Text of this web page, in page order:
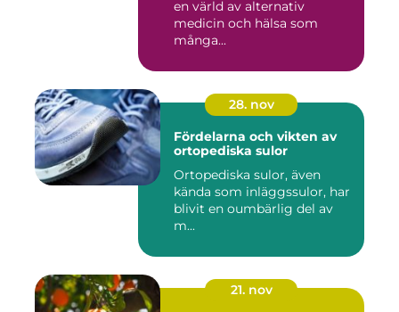
en värld av alternativ
medicin och hälsa som
många...
28. nov
Fördelarna och vikten av
ortopediska sulor
Ortopediska sulor, även
kända som inläggssulor, har
blivit en oumbärlig del av
m...
21. nov